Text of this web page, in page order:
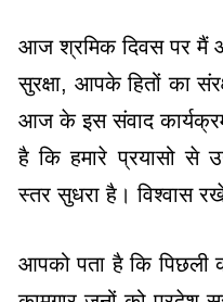
आज श्रमिक दिवस पर मैं
सुरक्षा, आपके हितों का
आज के इस संवाद
है कि हमारे प्रयासो से
स्तर सुधरा है। विश्वास
आपको पता है कि पिछली